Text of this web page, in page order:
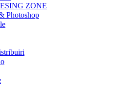
ZONE
Photoshop